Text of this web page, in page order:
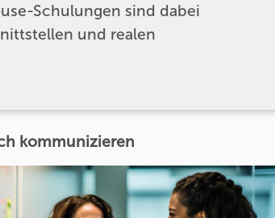
Schulungen sind dabei
und realen
kommunizieren